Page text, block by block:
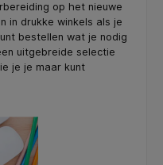
op het nieuwe
in drukke winkels als je
bestellen wat je nodig
uitgebreide selectie
je je maar kunt